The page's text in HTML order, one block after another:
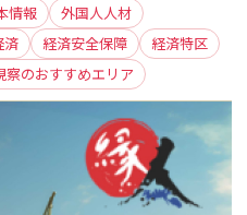
情報
外国人人材
済 経済安全保障
経済特区
察のおすすめエリア